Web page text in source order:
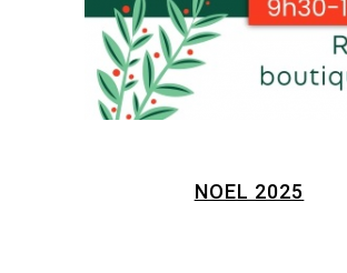
NOEL 2025